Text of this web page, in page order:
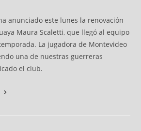
anunciado este lunes la renovación
Maura Scaletti, que llegó al equipo
La jugadora de Montevideo
una de nuestras guerreras
el club.